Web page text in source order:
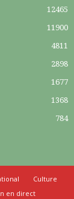
12465
11900
4811
2898
1677
1368
784
Culture
en direct